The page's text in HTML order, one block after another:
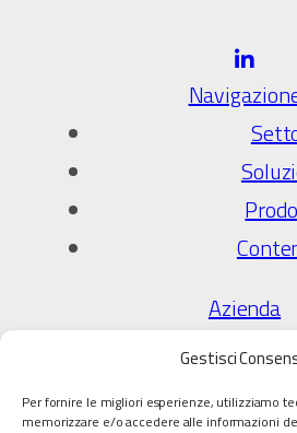
Gestisci
Per fornire le migliori esperienze, utilizziamo
memorizzare e/o accedere alle informazioni
Azienda
Chi
Partner